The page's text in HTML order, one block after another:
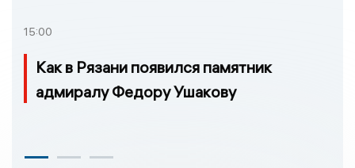
15:00
Как в Рязани появился памятник
адмиралу Федору Ушакову